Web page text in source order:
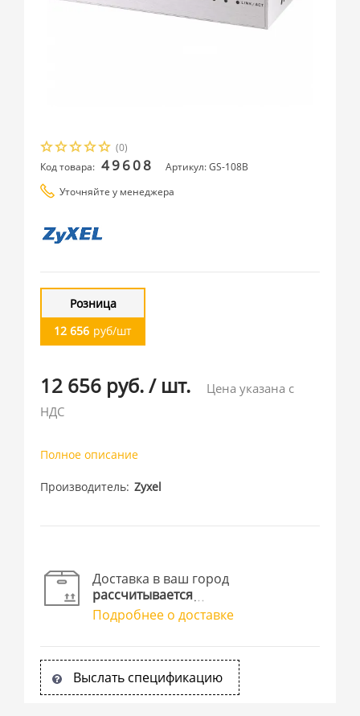
(0)
Код товара: 49608
Артикул: GS-108B
Уточняйте у менеджера
Розница
12 656 руб/шт
12 656 руб./ шт.
Цена указана с
НДС
Полное описание
Производитель Zyxel
Доставка в ваш город
рассчитывается
Подробнее о доставке
Выслать спецификацию